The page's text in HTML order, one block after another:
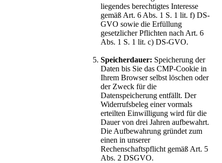
liegendes berechtigtes Interesse
gemäß Art. 6 Abs. 1 S. 1 lit. f) DS-
GVO sowie die Erfüllung
gesetzlicher Pflichten nach Art. 6
Abs. 1 S. 1 lit. c) DS-GVO.
Speicherdauer: Speicherung der
Daten bis Sie das CMP-Cookie in
Ihrem Browser selbst löschen oder
der Zweck für die
Datenspeicherung entfällt. Der
Widerrufsbeleg einer vormals
erteilten Einwilligung wird für die
Dauer von drei Jahren aufbewahrt.
Die Aufbewahrung gründet zum
einen in unserer
Rechenschaftspflicht gemäß Art. 5
Abs. 2 DSGVO.